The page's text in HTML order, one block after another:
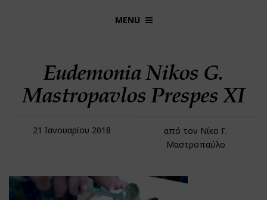
MENU
Eudemonia Nikos G.
Mastropavlos Prespes XI
21 Ιανουαρίου 2018
από τον Νίκο Γ.
Μαστροπαύλο